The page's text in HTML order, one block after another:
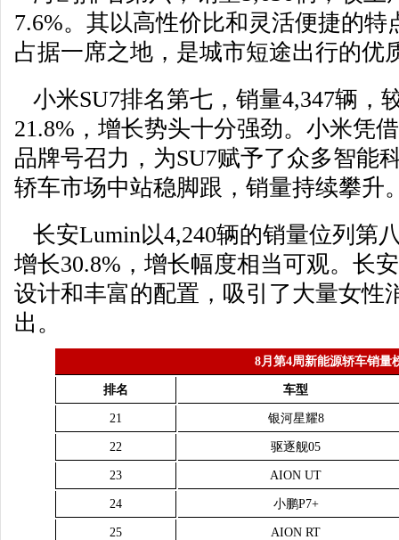
7.6%。其以高性价比和灵活便捷的
占据一席之地，是城市短途出行的优
小米SU7排名第七，销量4,347辆，
21.8%，增长势头十分强劲。小米凭
品牌号召力，为SU7赋予了众多智能
轿车市场中站稳脚跟，销量持续攀升
长安Lumin以4,240辆的销量位列第
增长30.8%，增长幅度相当可观。长
设计和丰富的配置，吸引了大量女性
出。
8月第4周新能源轿车销量
排名 车型
21 银河星耀8
22 驱逐舰05
23 AION UT
24 小鹏P7+
25 AION RT